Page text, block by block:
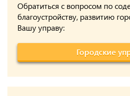
Обратиться с вопросом по
благоустройству, развитию
Вашу управу:
Городские